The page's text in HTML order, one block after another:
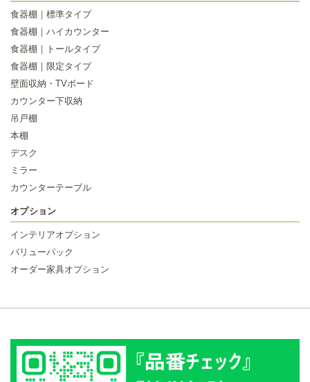
食器棚｜標準タイプ
食器棚｜ハイカウンター
食器棚｜トールタイプ
食器棚｜限定タイプ
壁面収納・TVボード
カウンター下収納
吊戸棚
本棚
デスク
ミラー
カウンターテーブル
オプション
インテリアオプション
バリューパック
オーダー家具オプション